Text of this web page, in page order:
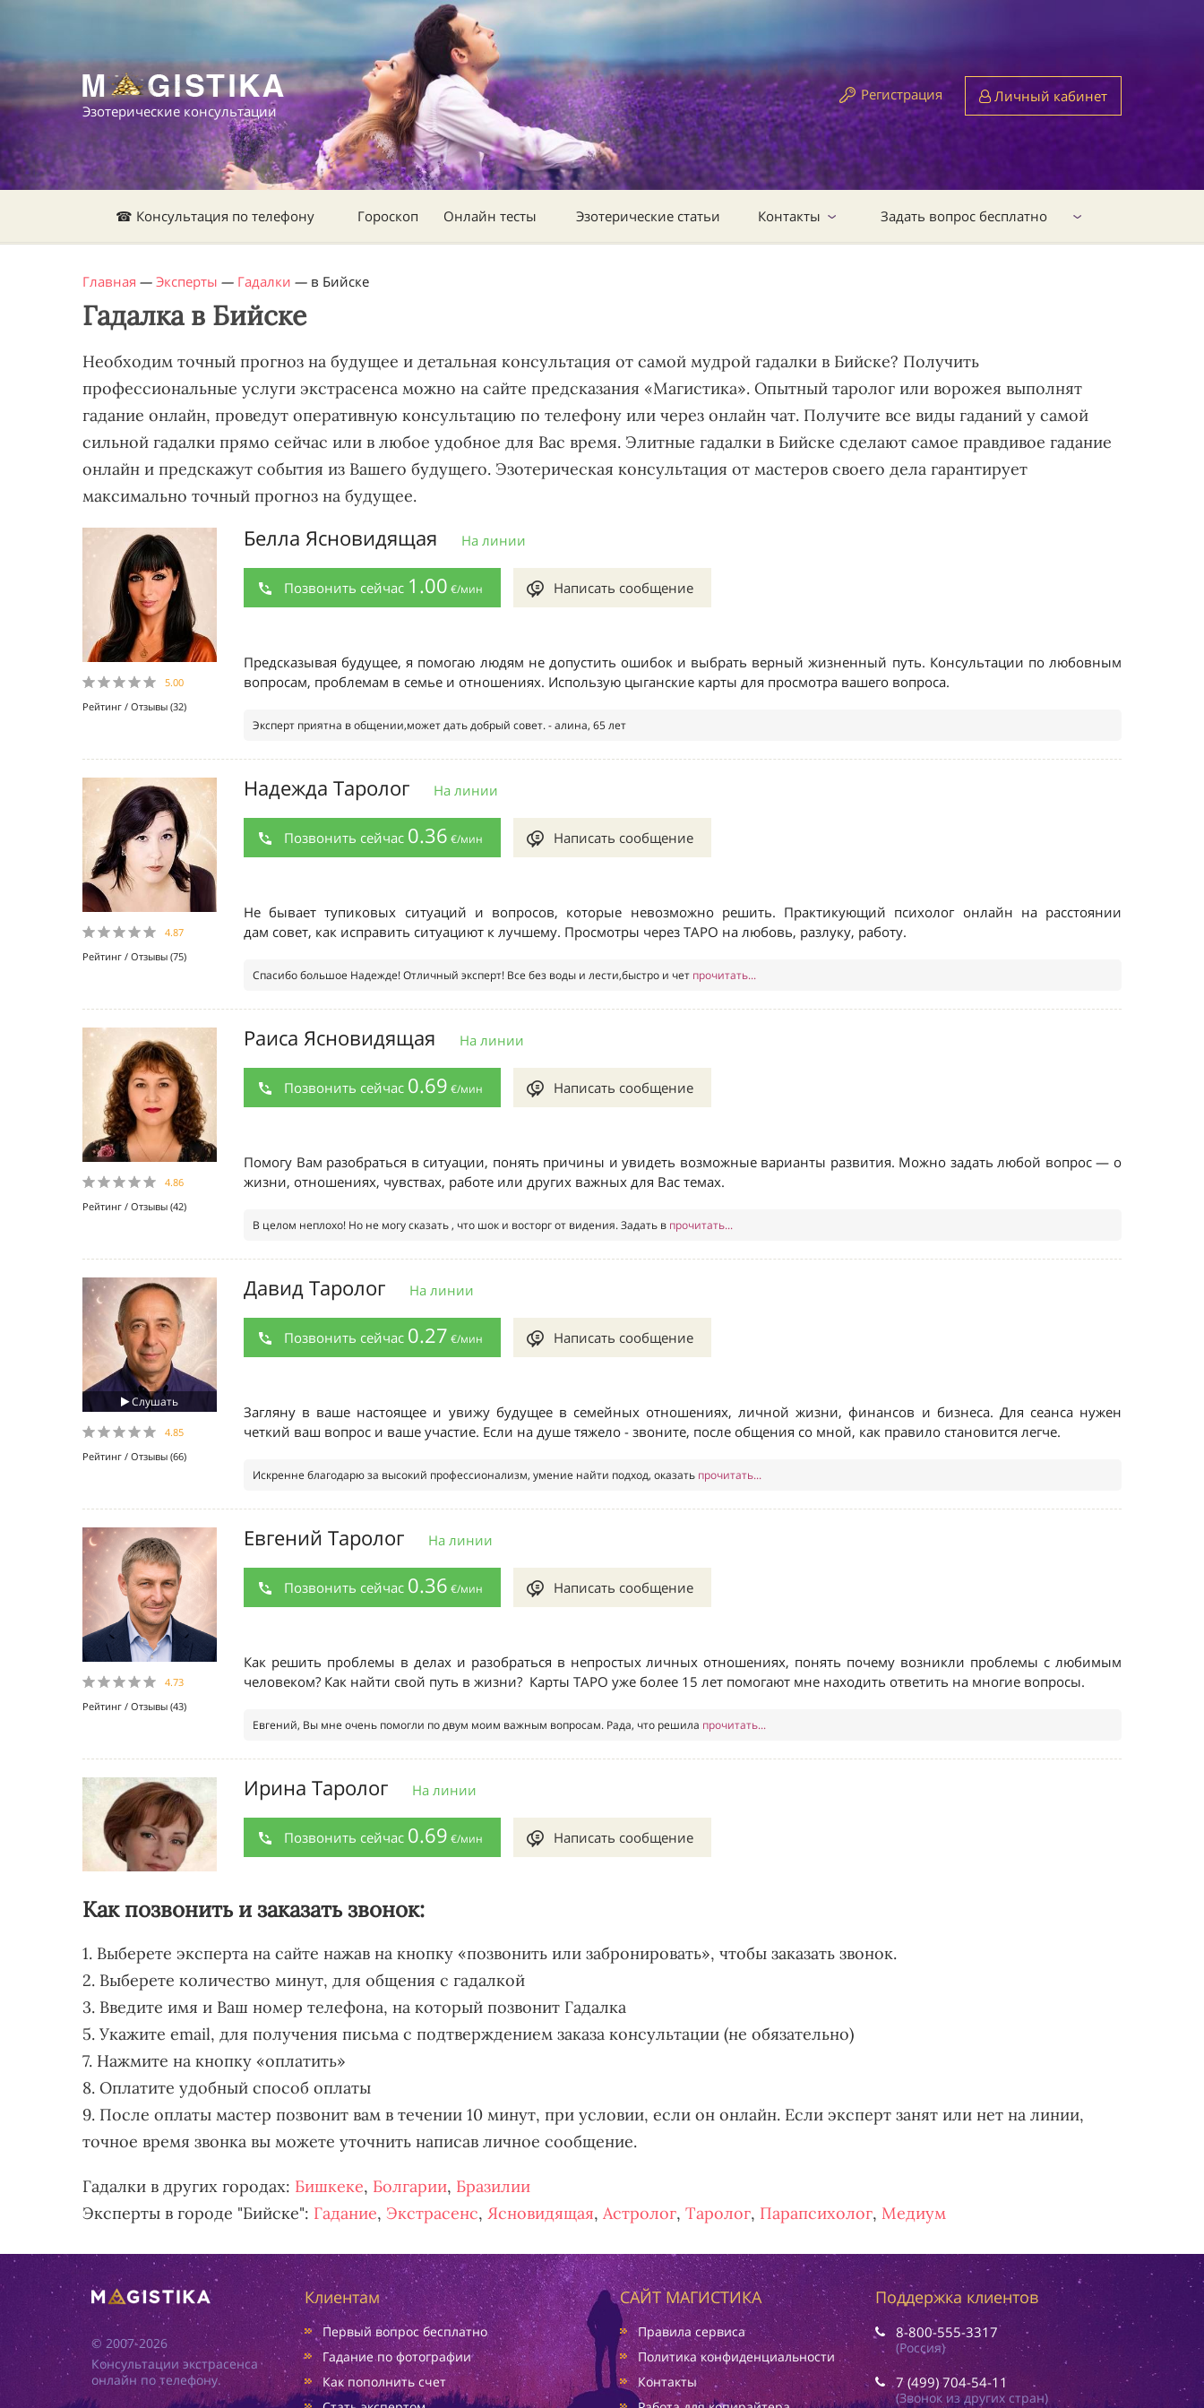
Эзотерические консультации
Регистрация Личный кабинет
☎ Консультация по телефону Гороскоп Онлайн тесты Эзотерические статьи Контакты Задать вопрос бесплатно
Главная — Эксперты — Гадалки — в Бийске
Гадалка в Бийске
Необходим точный прогноз на будущее и детальная консультация от самой мудрой гадалки в Бийске? Получить
профессиональные услуги экстрасенса можно на сайте предсказания «Магистика». Опытный таролог или ворожея выполнят
гадание онлайн, проведут оперативную консультацию по телефону или через онлайн чат. Получите все виды гаданий у самой
сильной гадалки прямо сейчас или в любое удобное для Вас время. Элитные гадалки в Бийске сделают самое правдивое гадание
онлайн и предскажут события из Вашего будущего. Эзотерическая консультация от мастеров своего дела гарантирует
максимально точный прогноз на будущее.
Как позвонить и заказать звонок:
1. Выберете эксперта на сайте нажав на кнопку «позвонить или забронировать», чтобы заказать звонок.
2. Выберете количество минут, для общения с гадалкой
3. Введите имя и Ваш номер телефона, на который позвонит Гадалка
5. Укажите email, для получения письма с подтверждением заказа консультации (не обязательно)
7. Нажмите на кнопку «оплатить»
8. Оплатите удобный способ оплаты
9. После оплаты мастер позвонит вам в течении 10 минут, при условии, если он онлайн. Если эксперт занят или нет на линии,
точное время звонка вы можете уточнить написав личное сообщение.
Гадалки в других городах: Бишкеке, Болгарии, Бразилии
Эксперты в городе "Бийске": Гадание, Экстрасенс, Ясновидящая, Астролог, Таролог, Парапсихолог, Медиум
© 2007-2026
Консультации экстрасенса
онлайн по телефону.
Клиентам
Первый вопрос бесплатно
Гадание по фотографии
Как пополнить счет
САЙТ МАГИСТИКА
Правила сервиса
Политика конфиденциальности
Контакты
Поддержка клиентов
8-800-555-3317
(Россия)
7 (499) 704-54-11
(Звонок из других стран)